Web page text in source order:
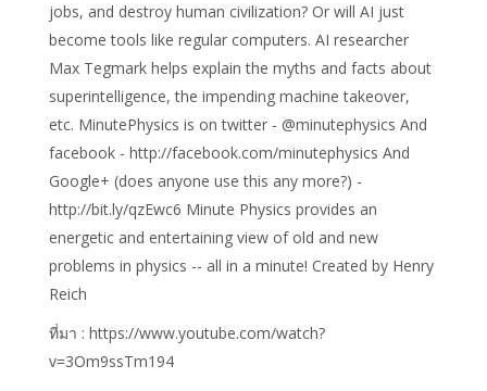
jobs, and destroy human civilization? Or will AI just
become tools like regular computers. AI researcher
Max Tegmark helps explain the myths and facts about
superintelligence, the impending machine takeover,
etc. MinutePhysics is on twitter - @minutephysics And
facebook - http://facebook.com/minutephysics And
Google+ (does anyone use this any more?) -
http://bit.ly/qzEwc6 Minute Physics provides an
energetic and entertaining view of old and new
problems in physics -- all in a minute! Created by Henry
Reich
ที่มา : https://www.youtube.com/watch?
v=3Om9ssTm194